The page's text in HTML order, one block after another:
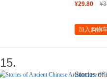
¥29.80
加入购物
15.
Stories of